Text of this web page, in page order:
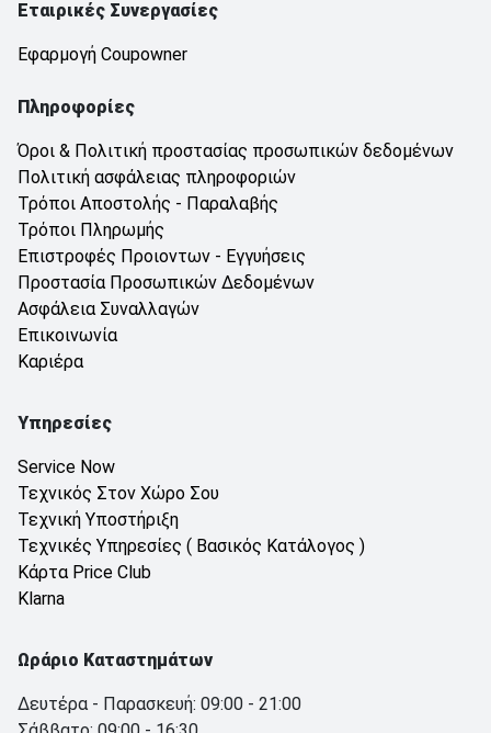
Εταιρικές Συνεργασίες
Εφαρμογή Coupowner
Πληροφορίες
Όροι & Πολιτική προστασίας προσωπικών δεδομένων
Πολιτική ασφάλειας πληροφοριών
Τρόποι Αποστολής - Παραλαβής
Τρόποι Πληρωμής
Επιστροφές Προιοντων - Εγγυήσεις
Προστασία Προσωπικών Δεδομένων
Ασφάλεια Συναλλαγών
Επικοινωνία
Καριέρα
Υπηρεσίες
Service Now
Τεχνικός Στον Χώρο Σου
Τεχνική Υποστήριξη
Τεχνικές Υπηρεσίες ( Βασικός Κατάλογος )
Κάρτα Price Club
Klarna
Ωράριο Καταστημάτων
Δευτέρα - Παρασκευή: 09:00 - 21:00